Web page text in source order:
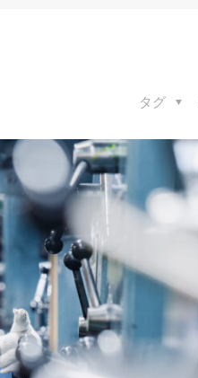
タグ